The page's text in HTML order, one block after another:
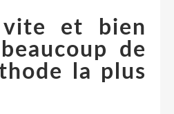
vite et bien
de
la plus